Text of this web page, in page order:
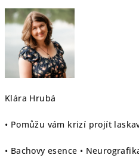
Klára Hrubá
• Pomůžu vám krizí projít
• Bachovy esence •